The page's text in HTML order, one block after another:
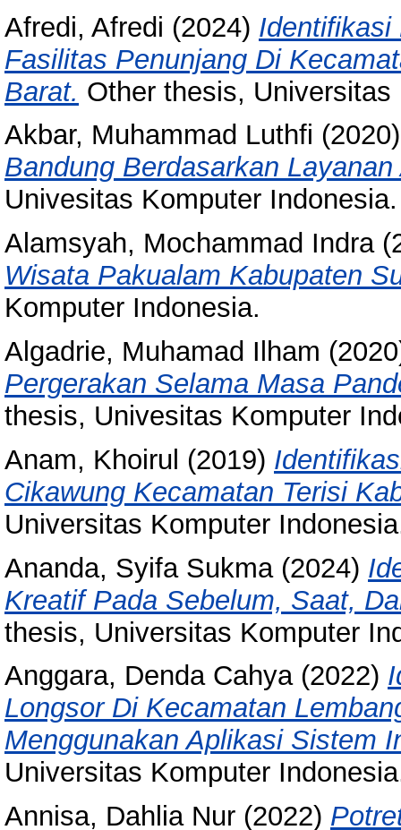
Afredi, Afredi (2024) Identifikasi
Fasilitas Penunjang Di
Barat. Other thesis,
Akbar, Muhammad Luthfi
Bandung Berdasarkan
Univesitas Komputer Indonesia.
Alamsyah, Mochammad Indra
Wisata Pakualam Kabupaten
Komputer Indonesia.
Algadrie, Muhamad Ilham
Pergerakan Selama Masa
thesis, Univesitas Komputer
Anam, Khoirul (2019)
Cikawung Kecamatan Terisi
Universitas Komputer
Ananda, Syifa Sukma(2024)
Kreatif Pada Sebelum, Saat,
thesis, Universitas Komputer
Anggara, Denda Cahya(2022)
Longsor Di Kecamatan
Menggunakan Aplikasi Sistem
Universitas Komputer
Annisa, Dahlia Nur (2022)